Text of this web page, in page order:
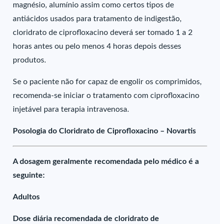
magnésio, alumínio assim como certos tipos de
antiácidos usados para tratamento de indigestão,
cloridrato de ciprofloxacino deverá ser tomado 1 a 2
horas antes ou pelo menos 4 horas depois desses
produtos.
Se o paciente não for capaz de engolir os comprimidos,
recomenda-se iniciar o tratamento com ciprofloxacino
injetável para terapia intravenosa.
Posologia do Cloridrato de Ciprofloxacino – Novartis
A dosagem geralmente recomendada pelo médico é a
seguinte:
Adultos
Dose diária recomendada de cloridrato de